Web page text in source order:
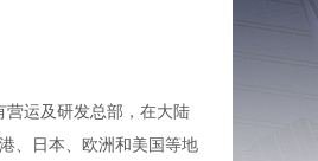
运及研发总部，在大陆
、日本、欧洲和美国等地